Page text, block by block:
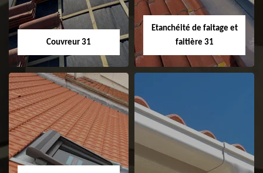
Couvreur 31
Couvreur 31
Etanchéité de faitage et
faitière 31
Etanchéité de
faitage et faitière
31